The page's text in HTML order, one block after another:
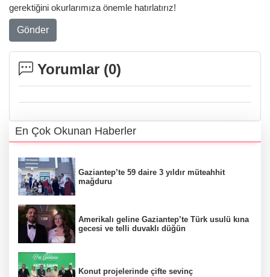
gerektiğini okurlarımıza önemle hatırlatırız!
Gönder
Yorumlar (0)
En Çok Okunan Haberler
Gaziantep’te 59 daire 3 yıldır müteahhit
mağduru
Amerikalı geline Gaziantep’te Türk usulü kına
gecesi ve telli duvaklı düğün
Konut projelerinde çifte sevinç